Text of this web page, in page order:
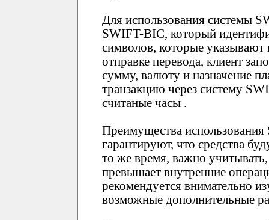
Для использования системы
SWIFT-BIC, который
символов, которые указывают
отправке перевода, клиент
сумму, валюту и назначение
транзакцию через систему
считаные часы .
Преимущества
гарантируют, что средства
то же время, важно
превышает внутренние
рекомендуется внимательно
возможные дополнительные